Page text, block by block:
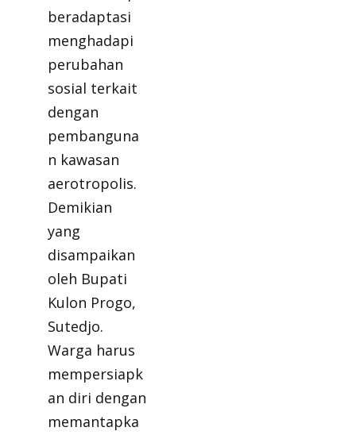
beradaptasi
menghadapi
perubahan
sosial terkait
dengan
pembanguna
n kawasan
aerotropolis.
Demikian
yang
disampaikan
oleh Bupati
Kulon Progo,
Sutedjo.
Warga harus
mempersiapk
an diri dengan
memantapka